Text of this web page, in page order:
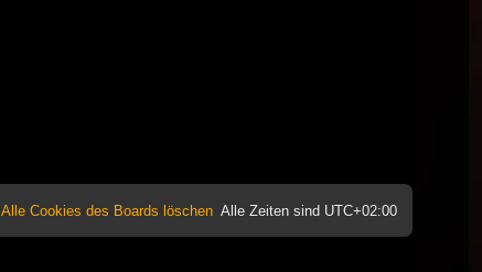
Alle Zeiten sind UTC+02:00
Alle Cookies des Boards löschen